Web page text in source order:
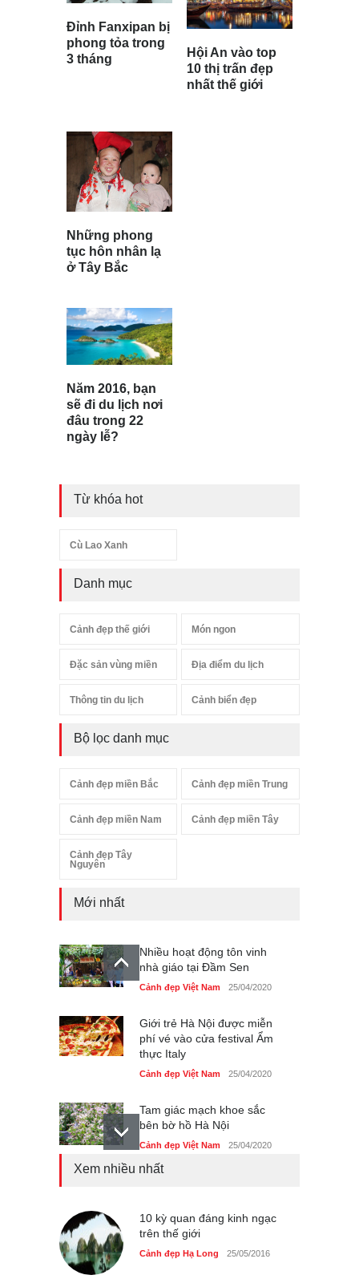
Đỉnh Fanxipan bị
phong tỏa trong
3 tháng
Hội An vào top
10 thị trấn đẹp
nhất thế giới
Những phong
tục hôn nhân lạ
ở Tây Bắc
Năm 2016, bạn
sẽ đi du lịch nơi
đâu trong 22
ngày lễ?
Từ khóa hot
Cù Lao Xanh
Danh mục
Cảnh đẹp thế giới Món ngon
Đặc sản vùng miền Địa điểm du lịch
Thông tin du lịch Cảnh biển đẹp
Bộ lọc danh mục
Cảnh đẹp miền Bắc Cảnh đẹp miền Trung
Cảnh đẹp miền Nam Cảnh đẹp miền Tây
Cảnh đẹp Tây
Nguyên
Mới nhất
Nhiều hoạt động tôn vinh
nhà giáo tại Đầm Sen
Cảnh đẹp Việt Nam 25/04/2020
Giới trẻ Hà Nội được miễn
phí vé vào cửa festival Ẩm
thực Italy
Cảnh đẹp Việt Nam 25/04/2020
Tam giác mạch khoe sắc
bên bờ hồ Hà Nội
Cảnh đẹp Việt Nam 25/04/2020
Cảnh đẹp Việt Nam 24/04/2020
Những món ăn đồng quê
Xem nhiều nhất
10 kỳ quan đáng kinh ngạc
trên thế giới
Cảnh đẹp Hạ Long 25/05/2016